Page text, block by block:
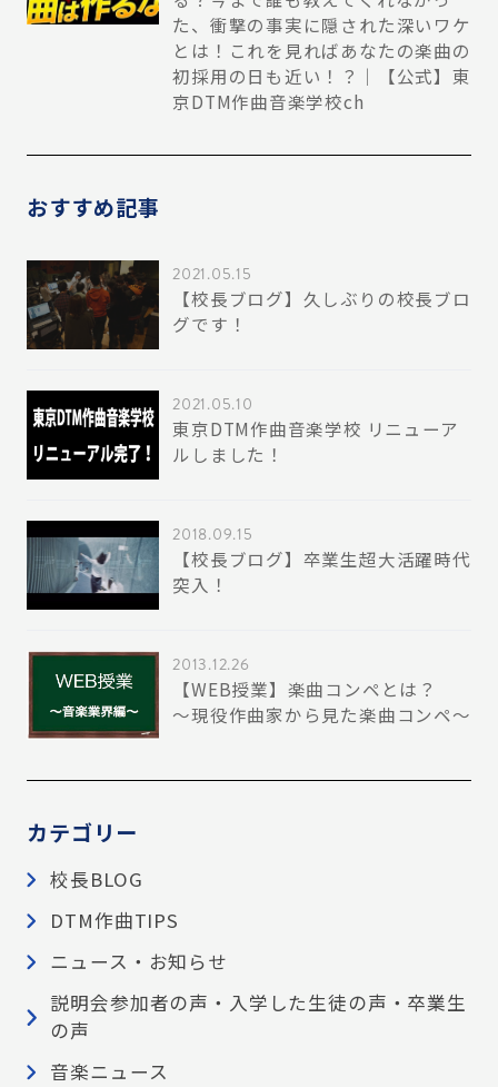
た、衝撃の事実に隠された深いワケ
とは！これを見ればあなたの楽曲の
初採用の日も近い！？｜【公式】東
京DTM作曲音楽学校ch
おすすめ記事
2021.05.15
【校長ブログ】久しぶりの校長ブロ
グです！
2021.05.10
東京DTM作曲音楽学校 リニューア
ルしました！
2018.09.15
【校長ブログ】卒業生超大活躍時代
突入！
2013.12.26
【WEB授業】楽曲コンペとは？
～現役作曲家から見た楽曲コンペ～
カテゴリー
校長BLOG
DTM作曲TIPS
ニュース・お知らせ
説明会参加者の声・入学した生徒の声・卒業生
の声
音楽ニュース